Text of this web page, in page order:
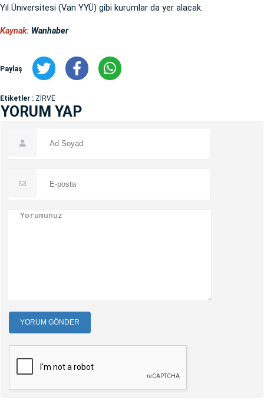
Yıl Üniversitesi (Van YYÜ) gibi kurumlar da yer alacak.
Kaynak: Wanhaber
Paylaş
Etiketler : ZİRVE
YORUM YAP
YORUM GÖNDER